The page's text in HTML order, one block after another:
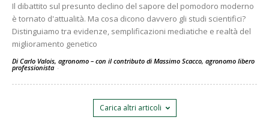
Il dibattito sul presunto declino del sapore del pomodoro moderno
è tornato d'attualità. Ma cosa dicono davvero gli studi scientifici?
Distinguiamo tra evidenze, semplificazioni mediatiche e realtà del
miglioramento genetico
Di Carlo Valois, agronomo – con il contributo di Massimo Scacco, agronomo libero
professionista -
Carica altri articoli